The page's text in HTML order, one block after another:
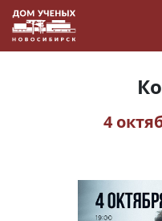
Наука
4